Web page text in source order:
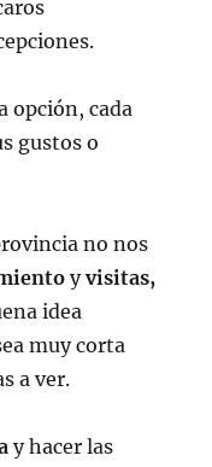
opción, cada
gustos o
no nos
yvisitas,
idea
muy corta
a ver.
y hacer las